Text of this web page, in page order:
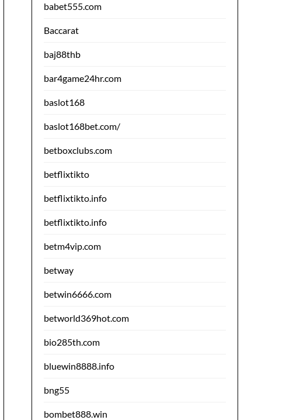
babet555.com
Baccarat
baj88thb
bar4game24hr.com
baslot168
baslot168bet.com/
betboxclubs.com
betflixtikto
betflixtikto.info
betflixtikto.info
betm4vip.com
betway
betwin6666.com
betworld369hot.com
bio285th.com
bluewin8888.info
bng55
bombet888.win